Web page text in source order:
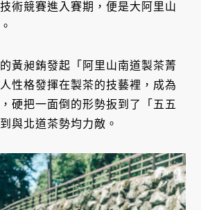
術競賽進入賽期，便是大阿里山
黃昶銪發起「阿里山南道製茶菁
性格發揮在製茶的技藝裡，成為
硬把一面倒的形勢扳到了「五五
與北道茶勢均力敵。